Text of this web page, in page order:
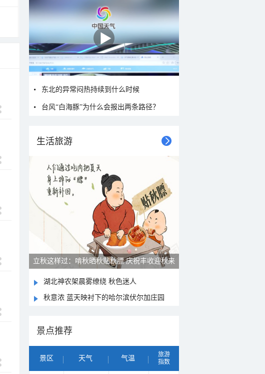
东北的异常闷热持续到什么时候
台风“白海豚”为什么会报出两条路径？
生活旅游
立秋这样过：啃秋晒秋贴秋膘 庆祝丰收迎秋来
湖北神农架晨雾缭绕 秋色迷人
秋意浓 蓝天映衬下的哈尔滨伏尔加庄园
景点推荐
景区 天气 气温
旅游
指数